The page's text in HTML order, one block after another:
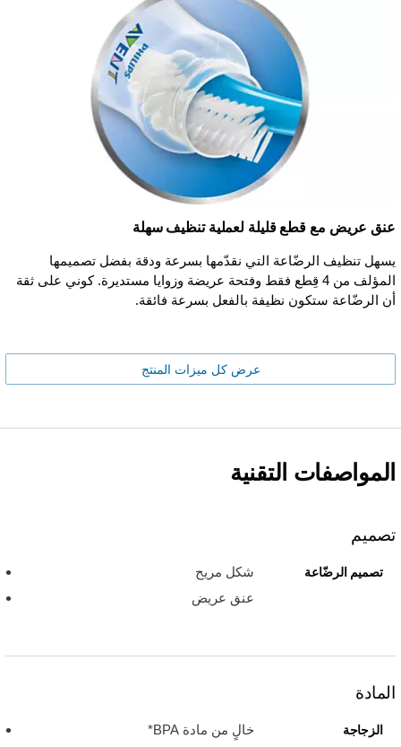
عنق عريض مع قطع قليلة لعملية تنظيف سهلة
يسهل تنظيف الرضّاعة التي نقدّمها بسرعة ودقة بفضل تصميمها
المؤلف من 4 قِطع فقط وفتحة عريضة وزوايا مستديرة. كوني على ثقة
أن الرضّاعة ستكون نظيفة بالفعل بسرعة فائقة.
عرض كل ميزات المنتج
المواصفات التقنية
تصميم
تصميم الرضّاعة
شكل مريح
عنق عريض
المادة
الزجاجة
خالٍ من مادة BPA*